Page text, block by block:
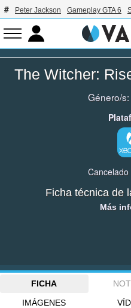
Peter Jackson Gameplay GTA 6
The Witcher:
Género/s:
Cancelado
Ficha técnica de
Más
FICHA
IMÁGENES